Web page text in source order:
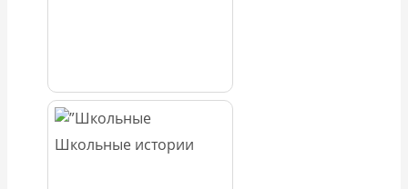
Школьные истории